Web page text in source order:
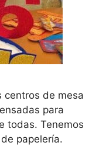
centros de mesa
para
todas. Tenemos
papelería.